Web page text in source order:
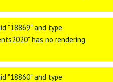
"18869" and type
has no rendering
"18860" and type